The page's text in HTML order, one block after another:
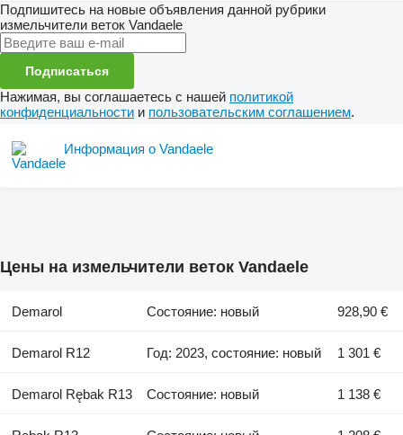
Подпишитесь на новые объявления данной рубрики
измельчители веток Vandaele
Подписаться
Нажимая, вы соглашаетесь с нашей политикой
конфиденциальности и пользовательским соглашением.
Информация о Vandaele
Цены на измельчители веток Vandaele
Demarol Состояние: новый 928,90 €
Demarol R12 Год: 2023, состояние: новый 1 301 €
Demarol Rębak R13 Состояние: новый 1 138 €